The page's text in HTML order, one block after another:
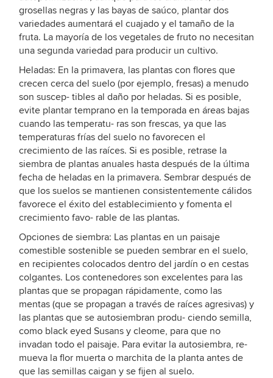
grosellas negras y las bayas de saúco, plantar dos
variedades aumentará el cuajado y el tamaño de la
fruta. La mayoría de los vegetales de fruto no necesitan
una segunda variedad para producir un cultivo.
Heladas: En la primavera, las plantas con flores que
crecen cerca del suelo (por ejemplo, fresas) a menudo
son suscep- tibles al daño por heladas. Si es posible,
evite plantar temprano en la temporada en áreas bajas
cuando las temperatu- ras son frescas, ya que las
temperaturas frías del suelo no favorecen el
crecimiento de las raíces. Si es posible, retrase la
siembra de plantas anuales hasta después de la última
fecha de heladas en la primavera. Sembrar después de
que los suelos se mantienen consistentemente cálidos
favorece el éxito del establecimiento y fomenta el
crecimiento favo- rable de las plantas.
Opciones de siembra: Las plantas en un paisaje
comestible sostenible se pueden sembrar en el suelo,
en recipientes colocados dentro del jardín o en cestas
colgantes. Los contenedores son excelentes para las
plantas que se propagan rápidamente, como las
mentas (que se propagan a través de raíces agresivas) y
las plantas que se autosiembran produ- ciendo semilla,
como black eyed Susans y cleome, para que no
invadan todo el paisaje. Para evitar la autosiembra, re-
mueva la flor muerta o marchita de la planta antes de
que las semillas caigan y se fijen al suelo.